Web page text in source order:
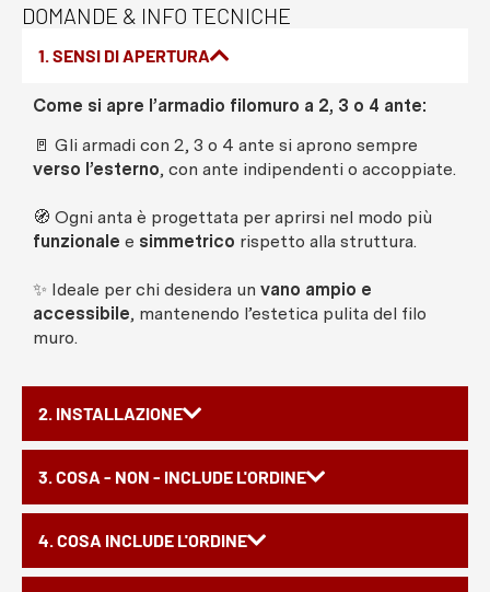
DOMANDE & INFO TECNICHE
1. SENSI DI APERTURA
2. INSTALLAZIONE
3. COSA - NON - INCLUDE L'ORDINE
4. COSA INCLUDE L'ORDINE
Come si apre l’armadio filomuro a 2, 3 o 4 ante:
🚪 Gli armadi con 2, 3 o 4 ante si aprono sempre
verso l’esterno, con ante indipendenti o accoppiate.
🧭 Ogni anta è progettata per aprirsi nel modo più
funzionale e simmetrico rispetto alla struttura.
✨ Ideale per chi desidera un vano ampio e
accessibile, mantenendo l’estetica pulita del filo
muro.